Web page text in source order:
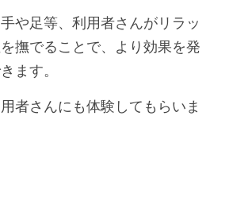
や足等、利用者さんがリラッ
撫でることで、より効果を発
ます。
者さんにも体験してもらいま